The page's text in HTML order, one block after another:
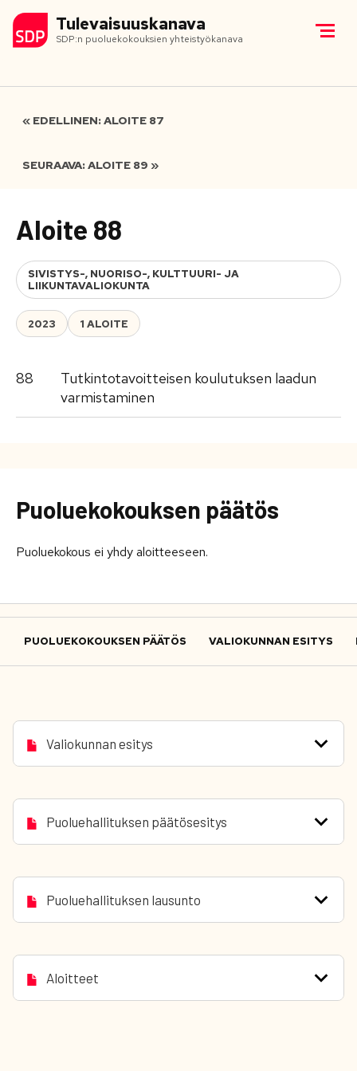
Tulevaisuuskanava
SDP:n puoluekokouksien yhteistyökanava
« EDELLINEN: ALOITE 87
SEURAAVA: ALOITE 89 »
Aloite 88
SIVISTYS-, NUORISO-, KULTTUURI- JA
LIIKUNTAVALIOKUNTA
2023 1 ALOITE
88
Tutkintotavoitteisen koulutuksen laadun
varmistaminen
Puoluekokouksen päätös
Puoluekokous ei yhdy aloitteeseen.
PUOLUEKOKOUKSEN PÄÄTÖS VALIOKUNNAN ESITYS
Valiokunnan esitys
Puoluehallituksen päätösesitys
Puoluehallituksen lausunto
Aloitteet